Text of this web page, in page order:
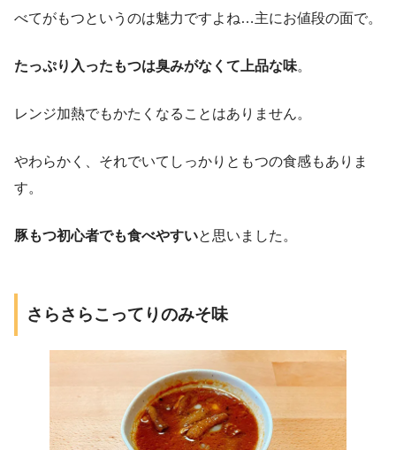
べてがもつというのは魅力ですよね…主にお値段の面で。
たっぷり入ったもつは臭みがなくて上品な味。
レンジ加熱でもかたくなることはありません。
やわらかく、それでいてしっかりともつの食感もありま
す。
豚もつ初心者でも食べやすいと思いました。
さらさらこってりのみそ味